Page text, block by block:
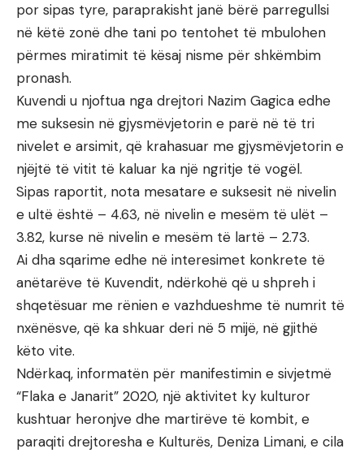
por sipas tyre, paraprakisht janë bërë parregullsi
në këtë zonë dhe tani po tentohet të mbulohen
përmes miratimit të kësaj nisme për shkëmbim
pronash.
Kuvendi u njoftua nga drejtori Nazim Gagica edhe
me suksesin në gjysmëvjetorin e parë në të tri
nivelet e arsimit, që krahasuar me gjysmëvjetorin e
njëjtë të vitit të kaluar ka një ngritje të vogël.
Sipas raportit, nota mesatare e suksesit në nivelin
e ultë është – 4.63, në nivelin e mesëm të ulët –
3.82, kurse në nivelin e mesëm të lartë – 2.73.
Ai dha sqarime edhe në interesimet konkrete të
anëtarëve të Kuvendit, ndërkohë që u shpreh i
shqetësuar me rënien e vazhdueshme të numrit të
nxënësve, që ka shkuar deri në 5 mijë, në gjithë
këto vite.
Ndërkaq, informatën për manifestimin e sivjetmë
“Flaka e Janarit” 2020, një aktivitet ky kulturor
kushtuar heronjve dhe martirëve të kombit, e
paraqiti drejtoresha e Kulturës, Deniza Limani, e cila